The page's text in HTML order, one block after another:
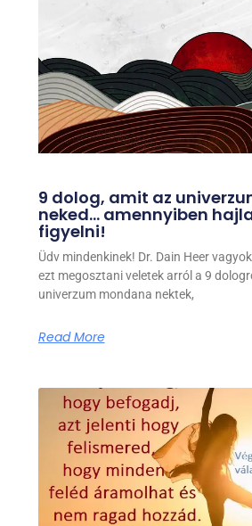
9 dolog, amit az
neked… amennyiben
figyelni!
Üdv mindenkinek! Dr. Dain Heer
ezt megosztani veletek arról a 9
univerzum mondana nektek,
Read More